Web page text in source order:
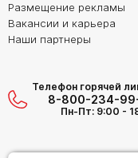
Размещение рекламы
Вакансии и карьера
Наши партнеры
Телефон горячей
8-800-234-
Пн-Пт: 9:00 -